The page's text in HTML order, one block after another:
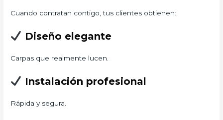
Cuando contratan contigo, tus clientes obtienen:
Diseño elegante
Carpas que realmente lucen.
Instalación profesional
Rápida y segura.